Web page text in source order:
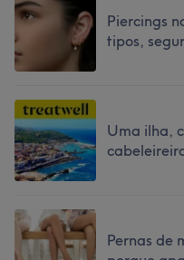
Piercings
tipos,
Uma ilha,
Pernas de